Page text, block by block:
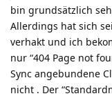
bin grundsätzlich
Allerdings hat sich
verhakt und ich
nur “404 Page not
Sync angebundene
nicht . Der